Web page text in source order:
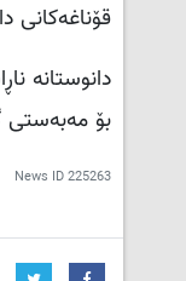
قۆناغەکانی
دانوستانە
بۆ مەبەستی
News ID225263